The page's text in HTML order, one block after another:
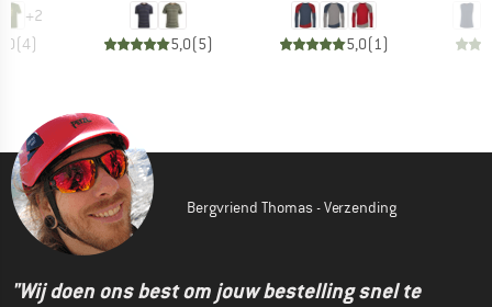
+2
(4) 5,0(5) 5,0(1)
Bergvriend Thomas - Verzending
"Wij doen ons best om jouw bestelling snel te